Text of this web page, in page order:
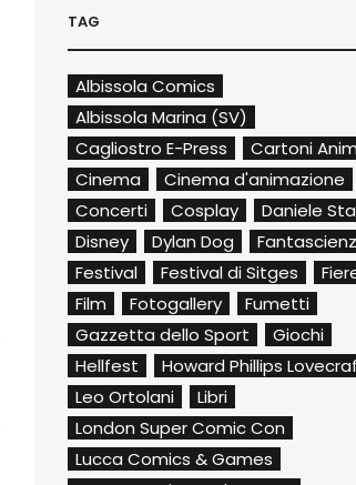
TAG
Albissola Comics
Albissola Marina (SV)
Cagliostro E-Press
Cartoni
Cinema
Cinema d'animazione
Concerti
Cosplay
Daniele
Disney
Dylan Dog
Festival
Festival di Sitges
Film
Fotogallery
Fumetti
Gazzetta dello Sport
Giochi
Hellfest
Howard Phillips
Leo Ortolani
Libri
London Super Comic Con
Lucca Comics & Games